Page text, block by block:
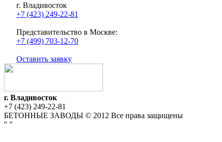
г. Владивосток
+7 (423) 249-22-81
Представительство в Москве:
+7 (499) 703-12-70
Оставить заявку
г. Владивосток
+7 (423) 249-22-81
БЕТОННЫЕ ЗАВОДЫ © 2012 Все права защищены
" "